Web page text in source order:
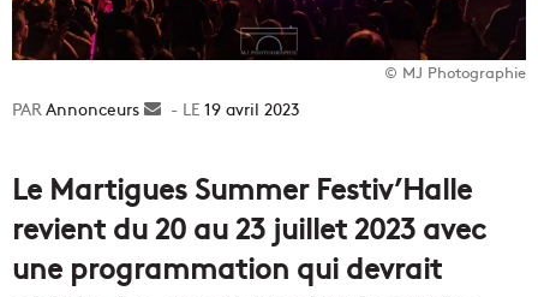
© MJ Photographie
Annonceurs
Envoyer19 avril 2023
Le Martigues Summer Festiv’Halle
revient du 20 au 23 juillet 2023 avec
une programmation qui devrait